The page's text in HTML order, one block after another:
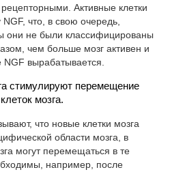
Активные клетки
что, в свою очередь,
они не были классифицированы
чем больше мозг активен и
вырабатывается.
стимулируют перемещение
мозга.
что новые клетки мозга
области мозга, в
могут перемещаться в те
например, после